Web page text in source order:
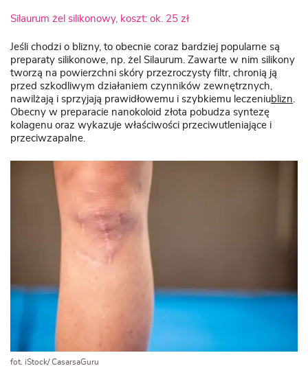
fot. iStock/ CasarsaGuru
Silaurum żel silikonowy, koszt: ok. 25 zł
Jeśli chodzi o blizny, to obecnie coraz bardziej popularne są
preparaty silikonowe, np. żel Silaurum. Zawarte w nim silikony
tworzą na powierzchni skóry przezroczysty filtr, chronią ją
przed szkodliwym działaniem czynników zewnętrznych,
nawilżają i sprzyjają prawidłowemu i szybkiemu leczeniublizn.
Obecny w preparacie nanokoloid złota pobudza syntezę
kolagenu oraz wykazuje właściwości przeciwutleniające i
przeciwzapalne.